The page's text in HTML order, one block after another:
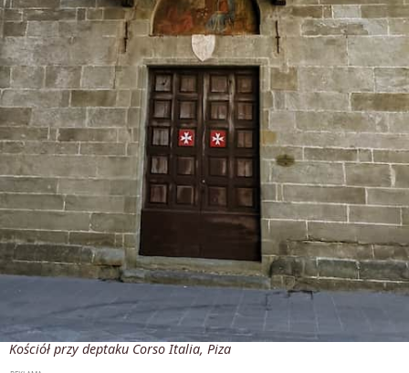
Kościół przy deptaku Corso Italia, Piza